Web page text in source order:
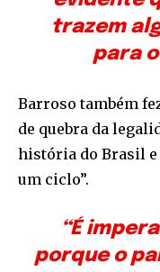
trazem
para
Barroso também
de quebra da
história do Brasil e
um ciclo”.
“É
porque o